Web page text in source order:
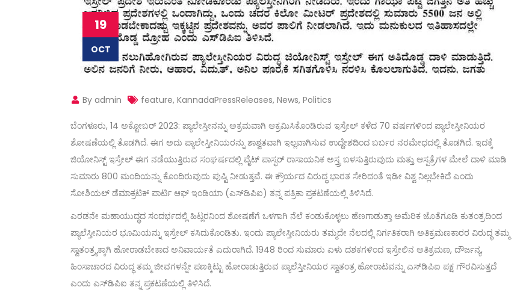
19
OCT
By admin feature, KannadaPressReleases, News, Politics
ಬೆಂಗಳೂರು, 14 ಅಕ್ಟೋಬರ್ 2023: ಪ್ಯಾಲೇಸ್ತೀನನ್ನು ಅಕ್ರಮವಾಗಿ ಆಕ್ರಮಿಸಿಕೊಂಡಿರುವ ಇಸ್ರೇಲ್ ಕಳೆದ 70 ವರ್ಷಗಳಿಂದ ಪ್ಯಾಲೇಸ್ತೀನಿಯರ
ಶೋಷಣೆಯಲ್ಲಿ ತೊಡಗಿದೆ. ಈಗ ಅದು ಪ್ಯಾಲೇಸ್ತೀನಿಯರನ್ನು ಶಾಶ್ವತವಾಗಿ ಇಲ್ಲವಾಗಿಸುವ ಉದ್ದೇಶದಿಂದ ಬರ್ಬರ ನರಮೇಧದಲ್ಲಿ ತೊಡಗಿದೆ. ಇದಕ್ಕೆ
ಜಿಯೋನಿಸ್ಟ್ ಇಸ್ರೇಲ್ ಈಗ ನಡೆಯುತ್ತಿರುವ ಸಂಘರ್ಷದಲ್ಲಿ ವೈಟ್ ಪಾಸ್ಫರ್ ರಾಸಾಯನಿಕ ಅಸ್ತ್ರ ಬಳಸುತ್ತಿರುವುದು ಮತ್ತು ಆಸ್ಪತ್ರೆಗಳ ಮೇಲೆ ದಾಳಿ ಮಾಡಿ
ಸುಮಾರು 800 ಮಂದಿಯನ್ನು ಕೊಂದಿರುವುದು ಪುಷ್ಟಿ ನೀಡುತ್ತವೆ. ಈ ಕ್ರೌರ್ಯದ ವಿರುದ್ಧ ಭಾರತ ಸೇರಿದಂತೆ ಇಡೀ ವಿಶ್ವ ನಿಲ್ಲಬೇಕಿದೆ ಎಂದು
ಸೋಶಿಯಲ್ ಡೆಮಾಕ್ರಟಿಕ್ ಪಾರ್ಟಿ ಆಫ್ ಇಂಡಿಯಾ (ಎಸ್‌ಡಿಪಿಐ) ತನ್ನ ಪತ್ರಿಕಾ ಪ್ರಕಟಣೆಯಲ್ಲಿ ತಿಳಿಸಿದೆ.
ಎರಡನೇ ಮಹಾಯುದ್ಧದ ಸಂದರ್ಭದಲ್ಲಿ ಹಿಟ್ಲರನಿಂದ ಶೋಷಣೆಗೆ ಒಳಗಾಗಿ ನೆಲೆ ಕಂಡುಕೊಳ್ಳಲು ಹೆಣಗಾಡುತ್ತಾ ಅಮೆರಿಕ ಜೊತೆಗೂಡಿ ಕುತಂತ್ರದಿಂದ
ಪ್ಯಾಲೆಸ್ತೀನಿಯರ ಭೂಮಿಯನ್ನು ಇಸ್ರೇಲ್ ಕಸಿದುಕೊಂಡಿತು. ಇಂದು ಪ್ಯಾಲೇಸ್ತೀನಿಯರು ತಮ್ಮದೇ ನೆಲದಲ್ಲಿ ನಿರ್ಗತಿಕರಾಗಿ ಅತಿಕ್ರಮಣಕಾರರ ವಿರುದ್ಧ ತಮ್ಮ
ಸ್ವಾತಂತ್ರ್ಯಕ್ಕಾಗಿ ಹೋರಾಡಬೇಕಾದ ಅನಿವಾರ್ಯತೆ ಎದುರಾಗಿದೆ. 1948 ರಿಂದ ಸುಮಾರು ಏಳು ದಶಕಗಳಿಂದ ಇಸ್ರೇಲಿನ ಅತಿಕ್ರಮಣ, ದೌರ್ಜನ್ಯ,
ಹಿಂಸಾಚಾರದ ವಿರುದ್ಧ ತಮ್ಮ ಜೀವಗಳನ್ನೇ ಪಣಕ್ಕಿಟ್ಟು ಹೋರಾಡುತ್ತಿರುವ ಪ್ಯಾಲೆಸ್ತೀನಿಯರ ಸ್ವಾತಂತ್ರ ಹೋರಾಟವನ್ನು ಎಸ್‌ಡಿಪಿಐ ಪಕ್ಷ ಗೌರವಿಸುತ್ತದೆ
ಎಂದು ಎಸ್‌ಡಿಪಿಐ ತನ್ನ ಪ್ರಕಟಣೆಯಲ್ಲಿ ತಿಳಿಸಿದೆ.